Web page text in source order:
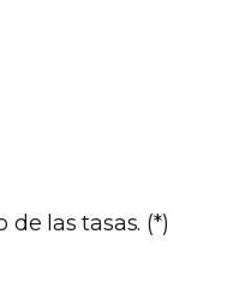
las tasas. (*)